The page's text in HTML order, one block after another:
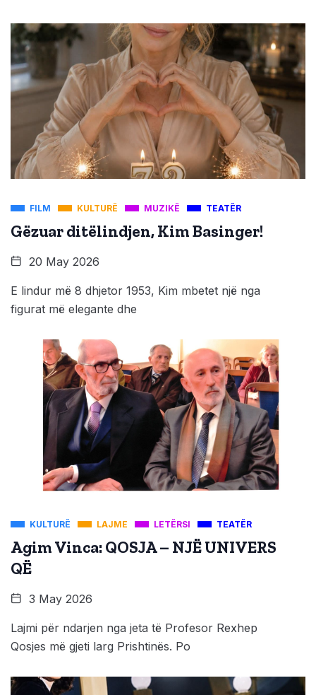
FILM KULTURË MUZIKË TEATËR
Gëzuar ditëlindjen, Kim Basinger!
20 May 2026
E lindur më 8 dhjetor 1953, Kim mbetet një nga
figurat më elegante dhe
KULTURË LAJME LETËRSI TEATËR
Agim Vinca: QOSJA – NJË UNIVERS
QË
3 May 2026
Lajmi për ndarjen nga jeta të Profesor Rexhep
Qosjes më gjeti larg Prishtinës. Po